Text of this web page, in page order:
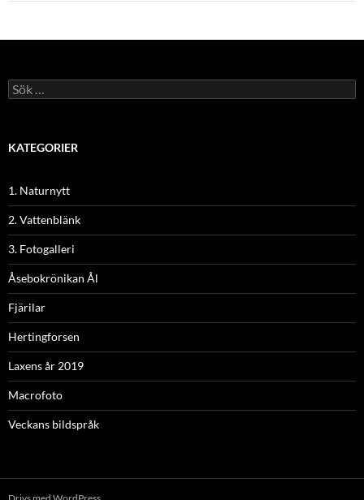
Sök
efter:
KATEGORIER
1. Naturnytt
2. Vattenblänk
3. Fotogalleri
Åsebokrönikan Ål
Fjärilar
Hertingforsen
Laxens år 2019
Macrofoto
Veckans bildspråk